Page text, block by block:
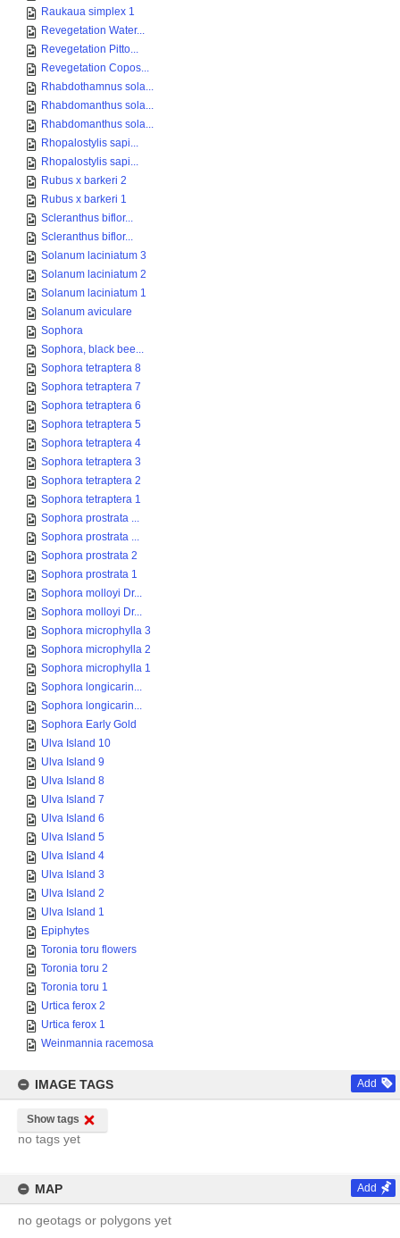
Raukaua simplex 1
Revegetation Water...
Revegetation Pitto...
Revegetation Copos...
Rhabdothamnus sola...
Rhabdomanthus sola...
Rhabdomanthus sola...
Rhopalostylis sapi...
Rhopalostylis sapi...
Rubus x barkeri 2
Rubus x barkeri 1
Scleranthus biflor...
Scleranthus biflor...
Solanum laciniatum 3
Solanum laciniatum 2
Solanum laciniatum 1
Solanum aviculare
Sophora
Sophora, black bee...
Sophora tetraptera 8
Sophora tetraptera 7
Sophora tetraptera 6
Sophora tetraptera 5
Sophora tetraptera 4
Sophora tetraptera 3
Sophora tetraptera 2
Sophora tetraptera 1
Sophora prostrata ...
Sophora prostrata ...
Sophora prostrata 2
Sophora prostrata 1
Sophora molloyi Dr...
Sophora molloyi Dr...
Sophora microphylla 3
Sophora microphylla 2
Sophora microphylla 1
Sophora longicarin...
Sophora longicarin...
Sophora Early Gold
Ulva Island 10
Ulva Island 9
Ulva Island 8
Ulva Island 7
Ulva Island 6
Ulva Island 5
Ulva Island 4
Ulva Island 3
Ulva Island 2
Ulva Island 1
Epiphytes
Toronia toru flowers
Toronia toru 2
Toronia toru 1
Urtica ferox 2
Urtica ferox 1
Weinmannia racemosa
IMAGE TAGS Add
Show tags
no tags yet
MAP Add
no geotags or polygons yet